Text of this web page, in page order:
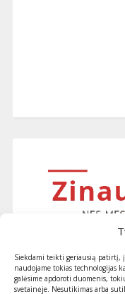
Siekdami teikti geriausią patirtį,
naudojame tokias technologijas
galėsime apdoroti duomenis,
svetainėje. Nesutikimas arba